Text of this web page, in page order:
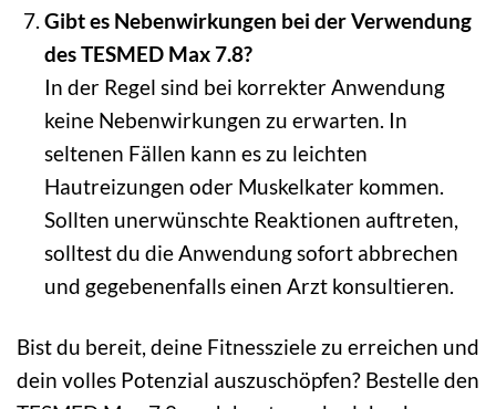
Gibt es Nebenwirkungen bei der Verwendung
des TESMED Max 7.8?
In der Regel sind bei korrekter Anwendung
keine Nebenwirkungen zu erwarten. In
seltenen Fällen kann es zu leichten
Hautreizungen oder Muskelkater kommen.
Sollten unerwünschte Reaktionen auftreten,
solltest du die Anwendung sofort abbrechen
und gegebenenfalls einen Arzt konsultieren.
Bist du bereit, deine Fitnessziele zu erreichen und
dein volles Potenzial auszuschöpfen? Bestelle den